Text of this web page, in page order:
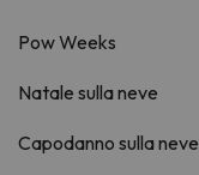
Pow Weeks
Natale sulla neve
Capodanno sulla neve